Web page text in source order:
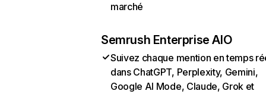
marché
Semrush Enterprise AIO
Suivez chaque mention en temps
dans ChatGPT, Perplexity, Gemini,
Google AI Mode, Claude, Grok et